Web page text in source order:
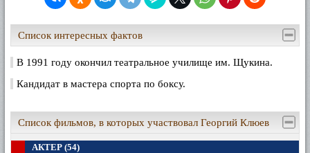
Список интересных фактов
В 1991 году окончил театральное училище им. Щукина.
Кандидат в мастера спорта по боксу.
Список фильмов, в которых участвовал Георгий Клюев
АКТЕР (54)